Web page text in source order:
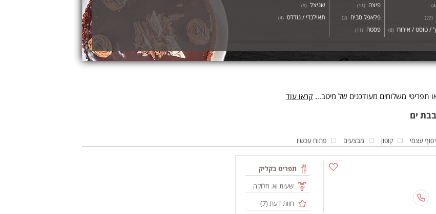
4
)
(
22
)
/ טוסט / אירוח (
8
)
פיצה (
11
)
פלאפל סביח (
2
)
פסטה (
11
)
שניצל (
9
)
תאילנדי / נודלס (
4
)
תפריטי משלוחים מעודכנים של מיטב... קראו עוד
עצמי קופון מבצעים פתוח עכשיו
תפריט בקליק
שעות וא. חלוקה
חוות דעת (7
)